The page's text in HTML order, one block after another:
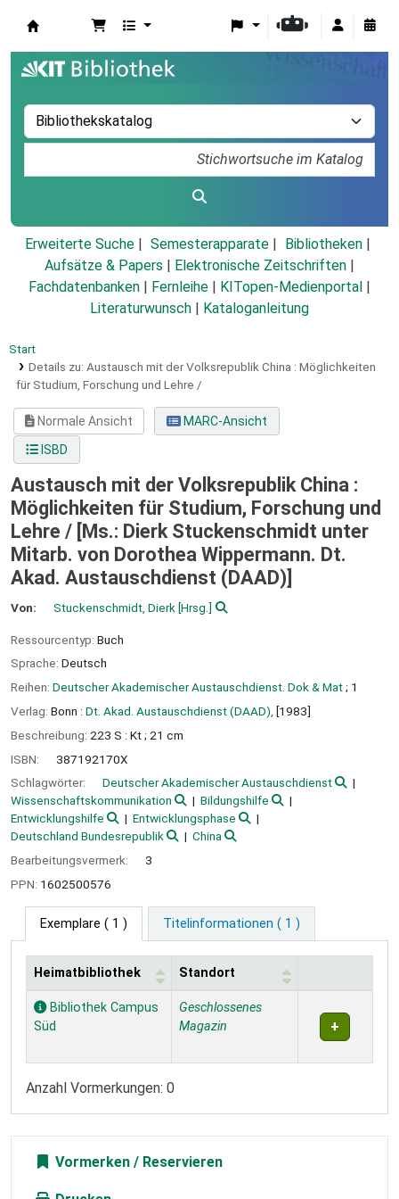
Erweiterte Suche Semesterapparate
Bibliotheken
Aufsätze & Papers
Elektronische Zeitschriften
Fachdatenbanken
Fernleihe KITopen-Medienportal
Literaturwunsch
Kataloganleitung
Start
Details zu: Austausch mit der Volksrepublik China : Möglichkeiten
für Studium, Forschung und Lehre /
Normale Ansicht
MARC-Ansicht
ISBD
Austausch mit der Volksrepublik China :
Möglichkeiten für Studium, Forschung und
Lehre / [Ms.: Dierk Stuckenschmidt unter
Mitarb. von Dorothea Wippermann. Dt.
Akad. Austauschdienst (DAAD)]
Von: Stuckenschmidt, Dierk [Hrsg.]
Ressourcentyp: Buch
Sprache: Deutsch
Reihen: Deutscher Akademischer Austauschdienst. Dok & Mat; 1
Verlag: Bonn : Dt. Akad. Austauschdienst (DAAD), [1983]
Beschreibung: 223 S : Kt ; 21 cm
ISBN:
387192170X
Schlagwörter:
Deutscher Akademischer Austauschdienst
Wissenschaftskommunikation
Bildungshilfe
Entwicklungshilfe
Entwicklungsphase
Deutschland Bundesrepublik
China
Bearbeitungsvermerk:
3
PPN: 1602500576
Exemplare ( 1 ) Titelinformationen ( 1 )
Exemplare
Heimatbibliothek Standort
Bibliothek Campus
Süd
Geschlossenes
Magazin
Anzahl Vormerkungen: 0
Vormerken